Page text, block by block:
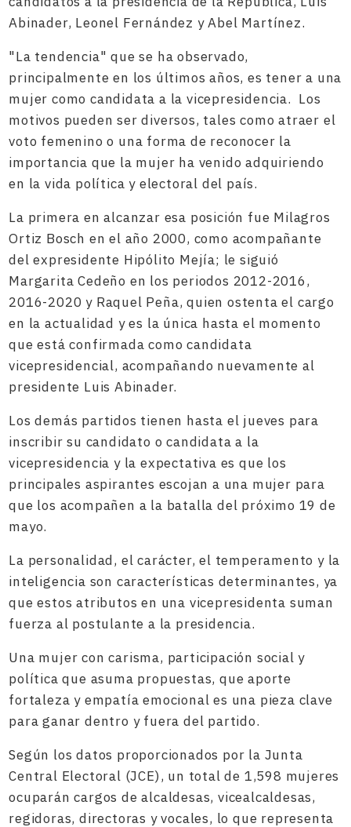
Abinader, Leonel Fernández y Abel Martínez.
"La tendencia" que se ha observado,
principalmente en los últimos años, es tener a una
mujer como candidata a la vicepresidencia. Los
motivos pueden ser diversos, tales como atraer el
voto femenino o una forma de reconocer la
importancia que la mujer ha venido adquiriendo
en la vida política y electoral del país.
La primera en alcanzar esa posición fue Milagros
Ortiz Bosch en el año 2000, como acompañante
del expresidente Hipólito Mejía; le siguió
Margarita Cedeño en los periodos 2012-2016,
2016-2020 y Raquel Peña, quien ostenta el cargo
en la actualidad y es la única hasta el momento
que está confirmada como candidata
vicepresidencial, acompañando nuevamente al
presidente Luis Abinader.
Los demás partidos tienen hasta el jueves para
inscribir su candidato o candidata a la
vicepresidencia y la expectativa es que los
principales aspirantes escojan a una mujer para
que los acompañen a la batalla del próximo 19 de
mayo.
La personalidad, el carácter, el temperamento y la
inteligencia son características determinantes, ya
que estos atributos en una vicepresidenta suman
fuerza al postulante a la presidencia.
Una mujer con carisma, participación social y
política que asuma propuestas, que aporte
fortaleza y empatía emocional es una pieza clave
para ganar dentro y fuera del partido.
Según los datos proporcionados por la Junta
Central Electoral (JCE), un total de 1,598 mujeres
ocuparán cargos de alcaldesas, vicealcaldesas,
regidoras, directoras y vocales, lo que representa